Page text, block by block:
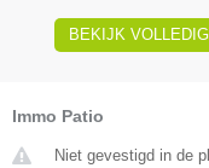
BEKIJK
Immo Patio
Niet gevestigd in de